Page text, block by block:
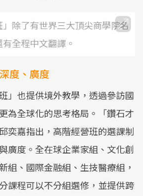
除了有世界三大頂尖商學院名
全程中文翻譯。
度、廣度
」也提供境外教學，透過參訪國
為全球化的思考格局。「鑽石才
奕嘉指出，高階經營班的選課制
廣度。全在球企業家組、文化創
組、國際金融組、生技醫療組，
課程可以不分組選修，並提供跨